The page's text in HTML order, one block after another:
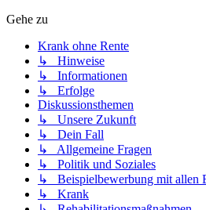
Gehe zu
Krank ohne Rente
↳ Hinweise
↳ Informationen
↳ Erfolge
Diskussionsthemen
↳ Unsere Zukunft
↳ Dein Fall
↳ Allgemeine Fragen
↳ Politik und Soziales
↳ Beispielbewerbung mit allen
↳ Krank